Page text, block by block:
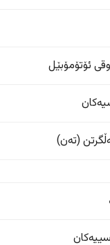
ئۆتۆمۆبێل
(تەن)